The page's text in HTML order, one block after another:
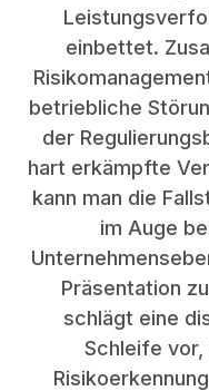
einbettet.
betriebliche
der
hart erkämpfte
kann man die
im Auge
Präsentation
schlägt eine
Schleife